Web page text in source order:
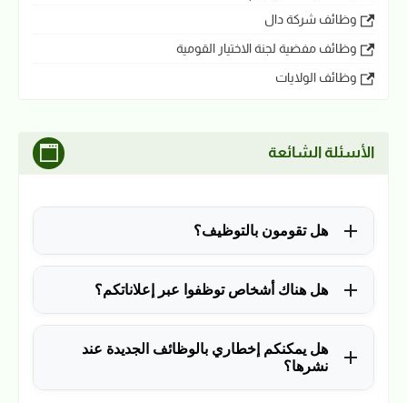
وظائف شركة دال
وظائف مفضية لجنة الاختيار القومية
وظائف الولايات
الأسئلة الشائعة
هل تقومون بالتوظيف؟
للأسف لا، في الوقت الحالي نقوم فقط بنشر الوظائف
المتاحة.هل هناك أشخاص توظفوا عبر إعلاناتكم؟
نعم ولله الحمد، منذ التأسيس في 2018 نشرنا آلاف
الوظائف، وكانت سببًا في توظيف آلاف من المتابعين.
هل يمكنكم إخطاري بالوظائف الجديدة عند
نشرها؟